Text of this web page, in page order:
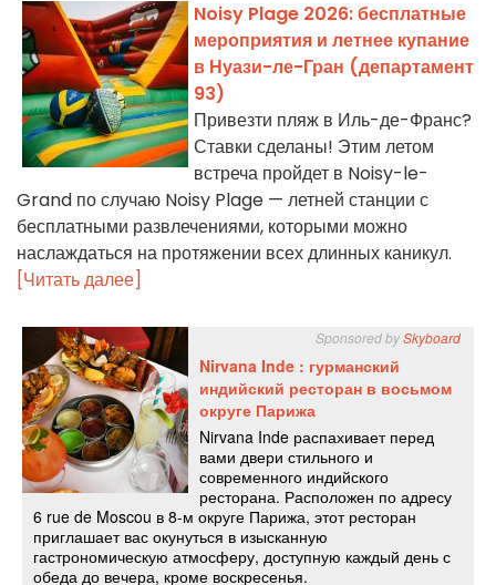
Noisy Plage 2026: бесплатные
мероприятия и летнее купание
в Нуази-ле-Гран (департамент
93)
Привезти пляж в Иль-де-Франс?
Ставки сделаны! Этим летом
встреча пройдет в Noisy-le-
Grand по случаю Noisy Plage — летней станции с
бесплатными развлечениями, которыми можно
наслаждаться на протяжении всех длинных каникул.
[Читать далее]